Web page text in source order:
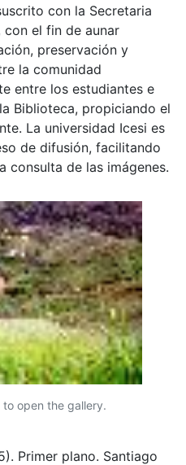
con la Secretaria
el fin de aunar
preservación y
la comunidad
entre los estudiantes e
Biblioteca, propiciando el
La universidad Icesi es
de difusión, facilitando
consulta de las imágenes.
open the gallery.
Primer plano. Santiago